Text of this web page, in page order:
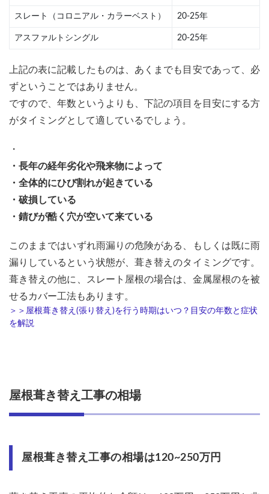
くな
葺き
替え
の流
れ
6.1
挨
足場
の組
屋根
材の
6.4
防水
スレート（コロニアル・カラーベスト） 20-25年
アスファルトシングル 20-25年
上記の表に記載したものは、あくまでも目安であって、必
ずということではありません。
ですので、年数というよりも、下記の項目を目安にする方
がタイミングとして適しているでしょう。
・
・長年の経年劣化や飛来物によって
・全体的にひび割れが起きている
・破損している
・錆びが酷く穴が空いて来ている
このままではいずれ雨漏りの危険がある、もしくは既に雨
漏りしているという状態が、葺き替えのタイミングです。
葺き替えの他に、スレート屋根の場合は、金属屋根のを被
せるカバー工法もあります。
＞＞屋根葺き替え(張り替え)を行う時期はいつ？目安の年数と症状
を解説
屋根葺き替え工事の相場
屋根葺き替え工事の相場は120~250万円